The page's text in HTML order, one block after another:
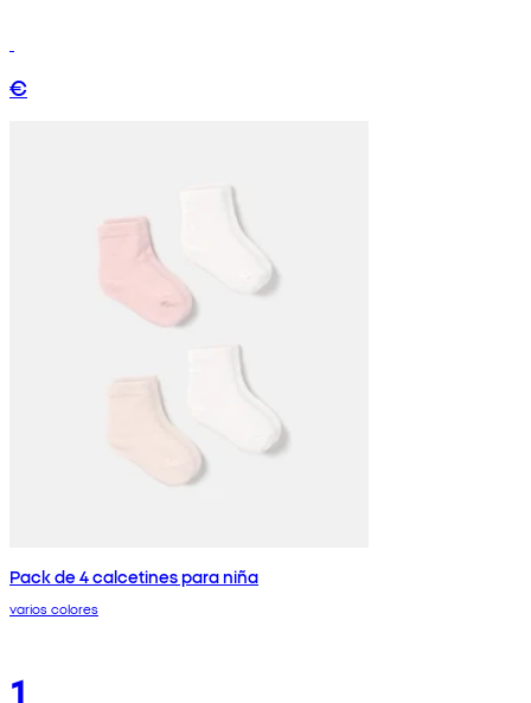
€
Pack de 4 calcetines para niña
varios colores